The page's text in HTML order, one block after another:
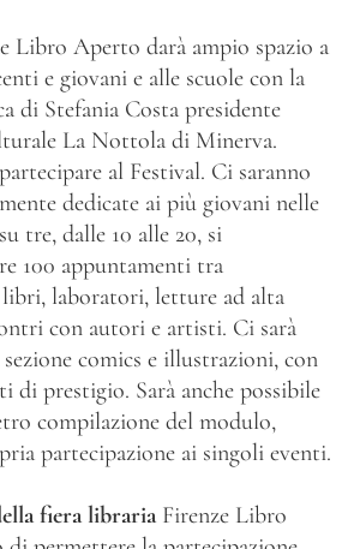
Libro Aperto darà ampio spazio a
e giovani e alle scuole con la
di Stefania Costa presidente
La Nottola di Minerva.
al Festival. Ci saranno
dedicate ai più giovani nelle
tre, dalle 10 alle 20, si
100 appuntamenti tra
laboratori, letture ad alta
con autori e artisti. Ci sarà
comics e illustrazioni, con
di prestigio. Sarà anche possibile
compilazione del modulo,
partecipazione ai singoli eventi.
fiera libraria Firenze Libro